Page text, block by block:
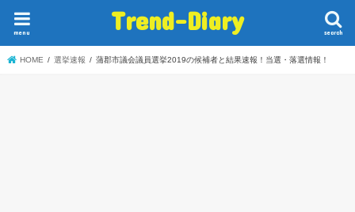
Trend-Diary search
menu
HOME 選挙速報 蒲郡市議会議員選挙2019の候補者と結果速報！当選・落選情報！